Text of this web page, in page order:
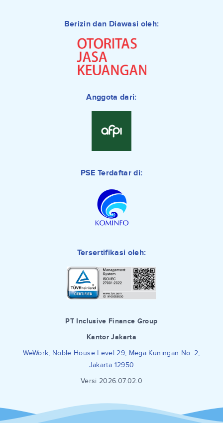
Berizin dan Diawasi oleh:
Anggota dari:
PSE Terdaftar di:
Tersertifikasi oleh:
PT Inclusive Finance Group
Kantor Jakarta
WeWork, Noble House Level 29, Mega Kuningan No. 2,
Jakarta 12950
Versi 2026.07.02.0